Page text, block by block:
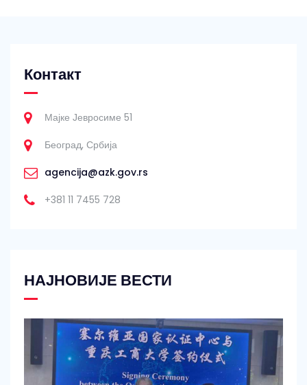
Контакт
Мајке Јевросиме 51
Београд, Србија
agencija@azk.gov.rs
+381 11 7455 728
НАЈНОВИЈЕ ВЕСТИ